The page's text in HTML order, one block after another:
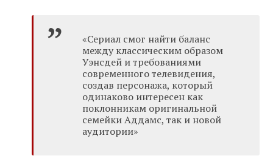
«Сериал смог найти баланс
между классическим образом
Уэнсдей и требованиями
современного телевидения,
создав персонажа, который
одинаково интересен как
поклонникам оригинальной
семейки Аддамс, так и новой
аудитории»